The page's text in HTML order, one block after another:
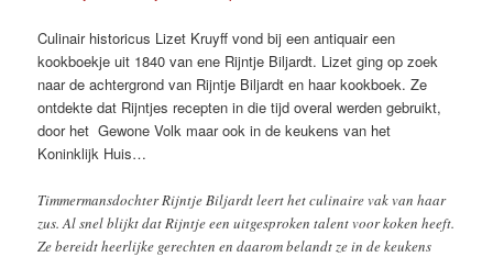
Culinair historicus Lizet Kruyff vond bij een antiquair een
kookboekje uit 1840 van ene Rijntje Biljardt. Lizet ging op zoek
naar de achtergrond van Rijntje Biljardt en haar kookboek. Ze
ontdekte dat Rijntjes recepten in die tijd overal werden gebruikt,
door het Gewone Volk maar ook in de keukens van het
Koninklijk Huis…
Timmermansdochter Rijntje Biljardt leert het culinaire vak van haar
zus. Al snel blijkt dat Rijntje een uitgesproken talent voor koken heeft.
Ze bereidt heerlijke gerechten en daarom belandt ze in de keukens